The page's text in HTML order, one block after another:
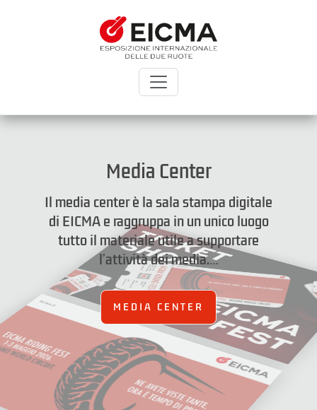
Media Center
Il media center è la sala stampa digitale
di EICMA e raggruppa in un unico luogo
tutto il materiale utile a supportare
l’attività dei media.…
MEDIA CENTER